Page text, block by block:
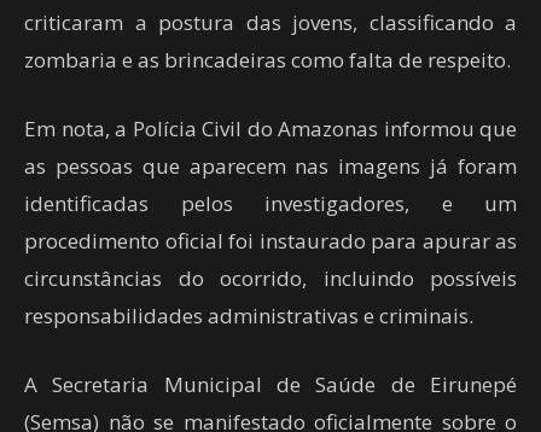
criticaram a postura das jovens, classificando a
zombaria e as brincadeiras como falta de respeito.
Em nota, a Polícia Civil do Amazonas informou que
as pessoas que aparecem nas imagens já foram
identificadas pelos investigadores, e um
procedimento oficial foi instaurado para apurar as
circunstâncias do ocorrido, incluindo possíveis
responsabilidades administrativas e criminais.
A Secretaria Municipal de Saúde de Eirunepé
(Semsa) não se manifestado oficialmente sobre o